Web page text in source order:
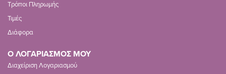
Τρόποι Πληρωμής
Τιμές
Διάφορα
Ο ΛΟΓΑΡΙΑΣΜΟΣ ΜΟΥ
Διαχείριση Λογαριασμού